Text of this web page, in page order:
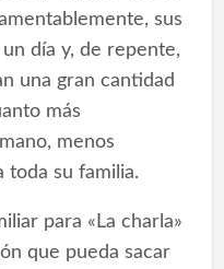
sus
día y, de repente,
una gran cantidad
más
menos
toda su familia.
para «La charla»
que pueda sacar